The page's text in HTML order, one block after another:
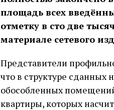
площадь всех
отметку в сто две
материале сетевого
Представители
что в структуре сданных
обособленных
квартиры, которых